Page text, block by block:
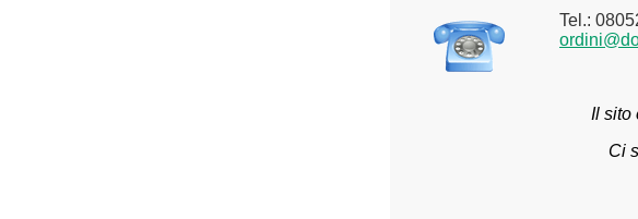
Tel.:
Il sito
Ci